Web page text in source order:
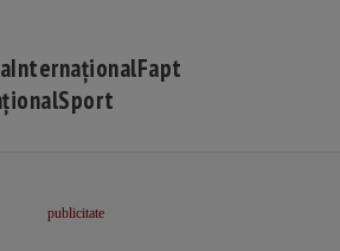
InternaționalFapt
Sport